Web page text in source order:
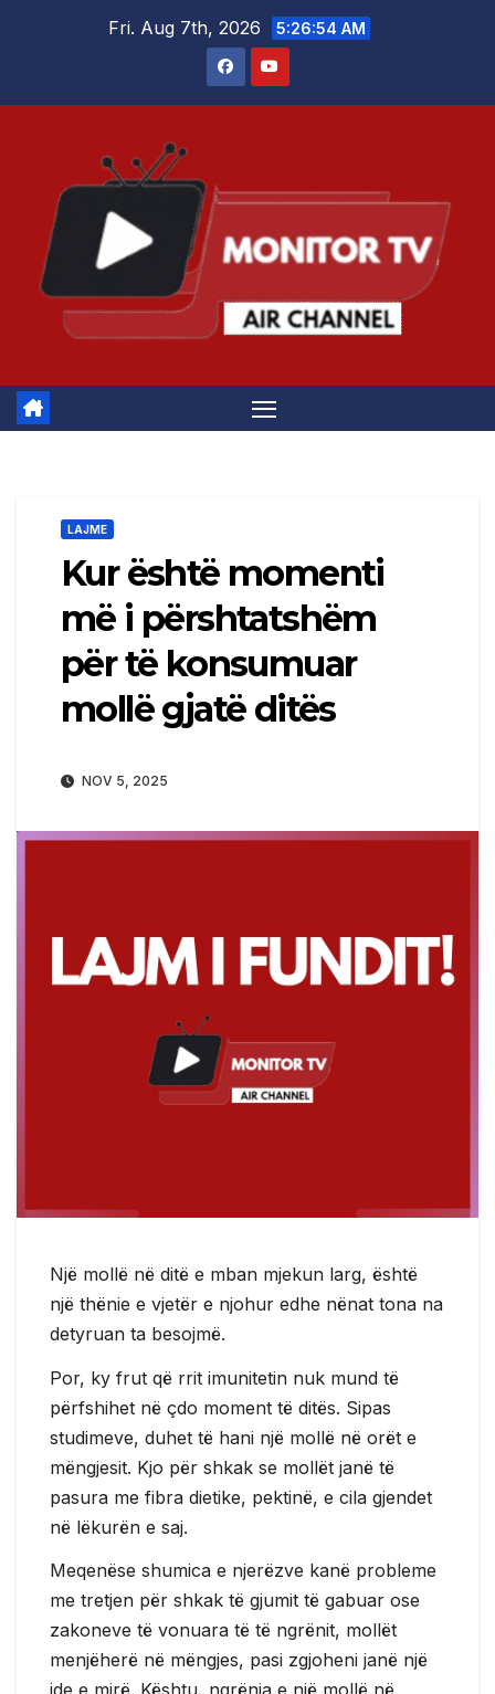
Fri. Aug 7th, 2026 5:26:54 AM
LAJME
Kur është momenti
më i përshtatshëm
për të konsumuar
mollë gjatë ditës
NOV 5, 2025
Një mollë në ditë e mban mjekun larg, është
një thënie e vjetër e njohur edhe nënat tona na
detyruan ta besojmë.
Por, ky frut që rrit imunitetin nuk mund të
përfshihet në çdo moment të ditës. Sipas
studimeve, duhet të hani një mollë në orët e
mëngjesit. Kjo për shkak se mollët janë të
pasura me fibra dietike, pektinë, e cila gjendet
në lëkurën e saj.
Meqenëse shumica e njerëzve kanë probleme
me tretjen për shkak të gjumit të gabuar ose
zakoneve të vonuara të të ngrënit, mollët
menjëherë në mëngjes, pasi zgjoheni janë një